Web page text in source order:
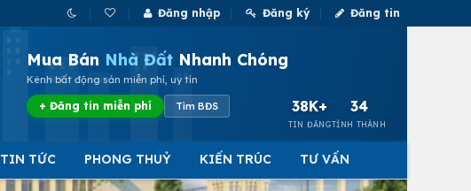
Đăng nhập Đăng ký Đăng tin
Mua Bán Nhà Đất Nhanh Chóng
Kênh bất động sản miễn phí, uy tín
+ Đăng tin miễn phí Tìm BĐS 38K+
TIN ĐĂNG
34
TỈNH THÀNH
TIN TỨC PHONG THUỶ KIẾN TRÚC TƯ VẤN